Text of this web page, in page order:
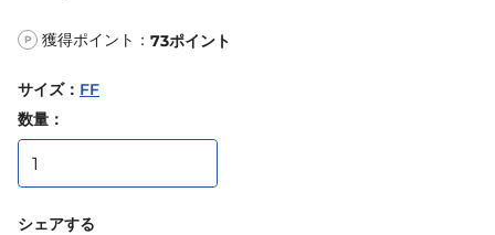
P 獲得ポイント： 73ポイント
サイズ： FF
数量：
シェアする